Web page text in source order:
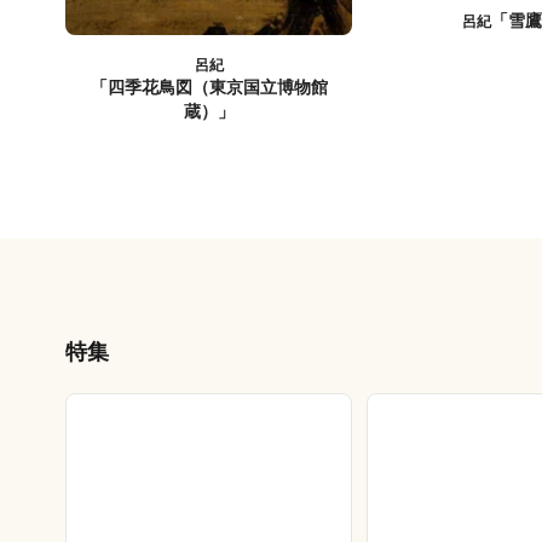
呂紀
「四季花鳥図（東京国立博物館
蔵）」
呂紀「雪
特集